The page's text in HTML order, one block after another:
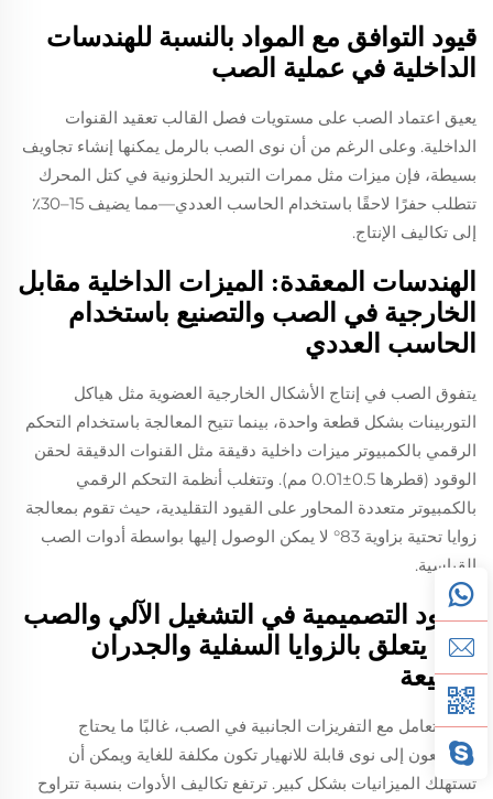
قيود التوافق مع المواد بالنسبة للهندسات
الداخلية في عملية الصب
يعيق اعتماد الصب على مستويات فصل القالب تعقيد القنوات
الداخلية. وعلى الرغم من أن نوى الصب بالرمل يمكنها إنشاء تجاويف
بسيطة، فإن ميزات مثل ممرات التبريد الحلزونية في كتل المحرك
تتطلب حفرًا لاحقًا باستخدام الحاسب العددي—مما يضيف 15–30٪
إلى تكاليف الإنتاج.
الهندسات المعقدة: الميزات الداخلية مقابل
الخارجية في الصب والتصنيع باستخدام
الحاسب العددي
يتفوق الصب في إنتاج الأشكال الخارجية العضوية مثل هياكل
التوربينات بشكل قطعة واحدة، بينما تتيح المعالجة باستخدام التحكم
الرقمي بالكمبيوتر ميزات داخلية دقيقة مثل القنوات الدقيقة لحقن
الوقود (قطرها 0.5±0.01 مم). وتتغلب أنظمة التحكم الرقمي
بالكمبيوتر متعددة المحاور على القيود التقليدية، حيث تقوم بمعالجة
زوايا تحتية بزاوية 83° لا يمكن الوصول إليها بواسطة أدوات الصب
القياسية.
القيود التصميمية في التشغيل الآلي والصب
فيما يتعلق بالزوايا السفلية والجدران
الرفيعة
عند التعامل مع التفريزات الجانبية في الصب، غالبًا ما يحتاج
المصنعون إلى نوى قابلة للانهيار تكون مكلفة للغاية ويمكن أن
تستهلك الميزانيات بشكل كبير. ترتفع تكاليف الأدوات بنسبة تتراوح